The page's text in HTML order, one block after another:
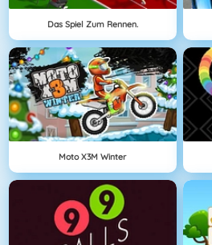
Das Spiel Zum Rennen.
Moto X3M Winter